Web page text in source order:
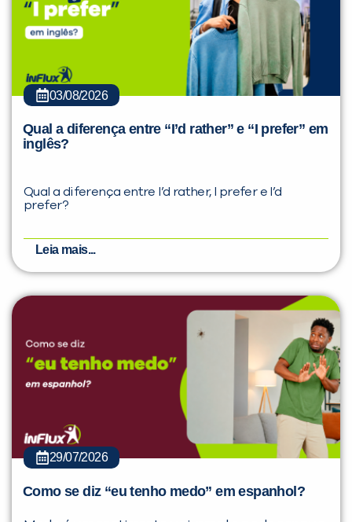
03/08/2026
Qual a diferença entre “I’d rather” e “I prefer” em
inglês?
Qual a diferença entre I’d rather, I prefer e I’d
prefer?
Leia mais...
29/07/2026
Como se diz “eu tenho medo” em espanhol?